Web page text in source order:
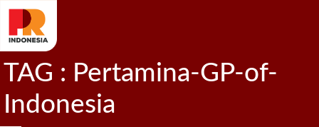
TAG : Pertamina-GP-of-
Indonesia